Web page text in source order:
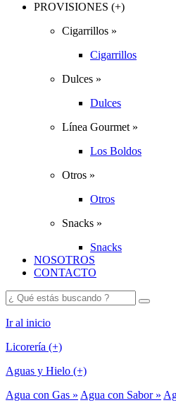
PROVISIONES (+)
Cigarrillos »
Cigarrillos
Dulces »
Dulces
Línea Gourmet »
Los Boldos
Otros »
Otros
Snacks »
Snacks
NOSOTROS
CONTACTO
Ir al inicio
Licorería (+)
Aguas y Hielo (+)
Agua con Gas » Agua con Sabor »